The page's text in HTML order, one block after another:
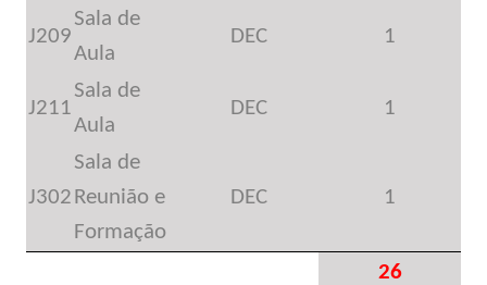
J209
Sala de
Aula
DEC 1
J211
Sala de
Aula
DEC 1
J302
Sala de
Reunião e
Formação
DEC 1
26